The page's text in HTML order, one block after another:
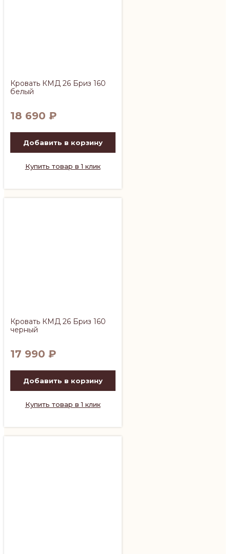
Кровать КМД 26 Бриз 160
белый
18 690 ₽
Добавить в корзину
Купить товар в 1 клик
Кровать КМД 26 Бриз 160
черный
17 990 ₽
Добавить в корзину
Купить товар в 1 клик